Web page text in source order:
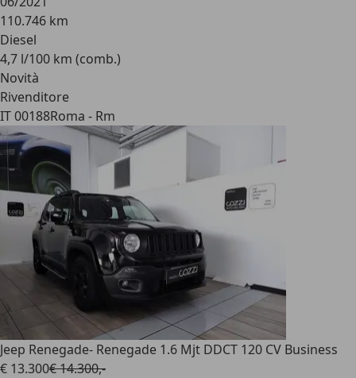
110.746 km
Diesel
4,7 l/100 km (comb.)
Novità
Rivenditore
IT 00188Roma - Rm
Jeep Renegade- Renegade 1.6 Mjt DDCT 120 CV Business
€ 13.300€ 14.300,-